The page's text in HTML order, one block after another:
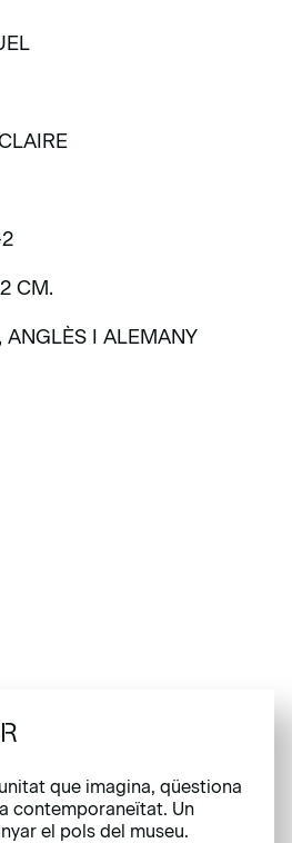
CM.
ANGLÈS I ALEMANY
que imagina, qüestiona
contemporaneïtat. Un
el pols del museu.